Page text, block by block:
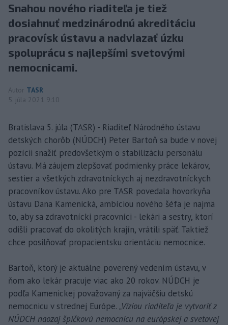
Snahou nového riaditeľa je tiež
dosiahnuť medzinárodnú akreditáciu
pracovísk ústavu a nadviazať úzku
spoluprácu s najlepšími svetovými
nemocnicami.
Autor TASR
5. júla 2021 9:10
Bratislava 5. júla (TASR) - Riaditeľ Národného ústavu
detských chorôb (NÚDCH) Peter Bartoň sa bude v novej
pozícii snažiť predovšetkým o stabilizáciu personálu
ústavu. Má záujem zlepšovať podmienky práce lekárov,
sestier a všetkých zdravotníckych aj nezdravotníckych
pracovníkov ústavu. Ako pre TASR povedala hovorkyňa
ústavu Dana Kamenická, ambíciou nového šéfa je najmä
to, aby sa zdravotnícki pracovníci - lekári a sestry, ktorí
odišli pracovať do okolitých krajín, vrátili späť. Taktiež
chce posilňovať propacientsku orientáciu nemocnice.
Bartoň, ktorý je aktuálne poverený vedením ústavu, v
ňom ako lekár pracuje viac ako 20 rokov. NÚDCH je
podľa Kamenickej považovaný za najväčšiu detskú
nemocnicu v strednej Európe. „Víziou riaditeľa je vytvoriť z
NÚDCH naozaj špičkovú nemocnicu na európskej a svetovej